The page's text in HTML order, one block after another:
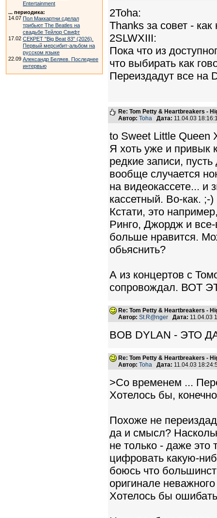
Entertainment
... периодика:
14.07 Пол Маккартни сделал
трибьют The Beatles на
свадьбе Тейлор Свифт
17.02 СЕКРЕТ "Big Beat 83" (2026).
Первый мерсибит-альбом на
русском языке
22.09 Александр Беляев. Последнее
интервью
2Toha:
Thanks за совет -
2SLWXIII:
Пока что из
что выбирать как
Переиздадут все на
Re: Tom Petty & Heartbreakers -
Автор: Toha Дата: 11.04.03
to Sweet Little Queen
Я хоть уже и привык
редкие записи,
вообще случается
на видеокассете... и
кассетный. Во-как. ;-)
Кстати, это
Ринго, Джордж и
больше нравится.
обьяснить?
А из концертов с
сопровождал. ВОТ
Re: Tom Petty & Heartbreakers -
Автор: St.R@nger Дата: 11.04.03
BOB DYLAN - ЭТО
Re: Tom Petty & Heartbreakers -
Автор: Toha Дата: 11.04.03
>Со временем ...
Хотелось бы,
Похоже не
да и смысл?
не только - даже это
цифровать какую-
боюсь что
оригинале
Хотелось бы